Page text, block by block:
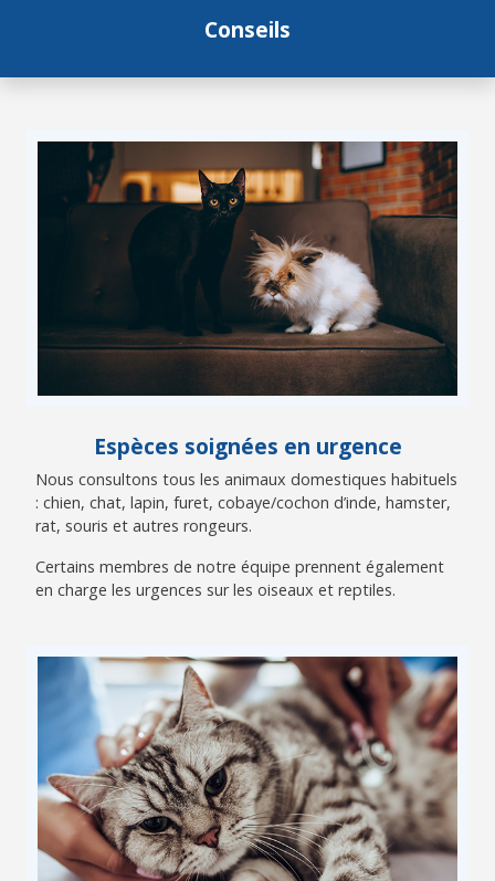
Conseils
Espèces soignées en urgence
Nous consultons tous les animaux domestiques habituels
: chien, chat, lapin, furet, cobaye/cochon d’inde, hamster,
rat, souris et autres rongeurs.
Certains membres de notre équipe prennent également
en charge les urgences sur les oiseaux et reptiles.